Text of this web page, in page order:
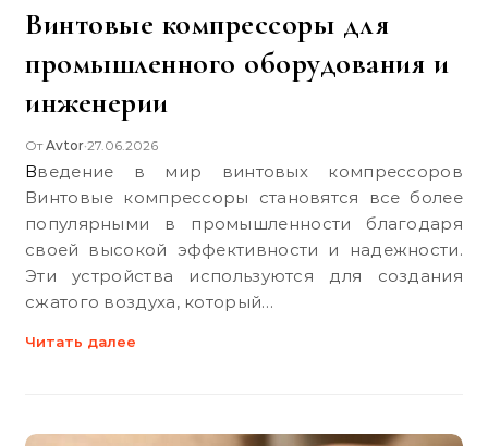
Винтовые компрессоры для
промышленного оборудования и
инженерии
ОтAvtor•27.06.2026
Введение в мир винтовых компрессоров
Винтовые компрессоры становятся все более
популярными в промышленности благодаря
своей высокой эффективности и надежности.
Эти устройства используются для создания
сжатого воздуха, который…
Читать далее